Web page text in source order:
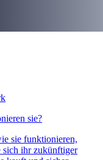
sie?
sie funktionieren,
sich ihr zukünftiger